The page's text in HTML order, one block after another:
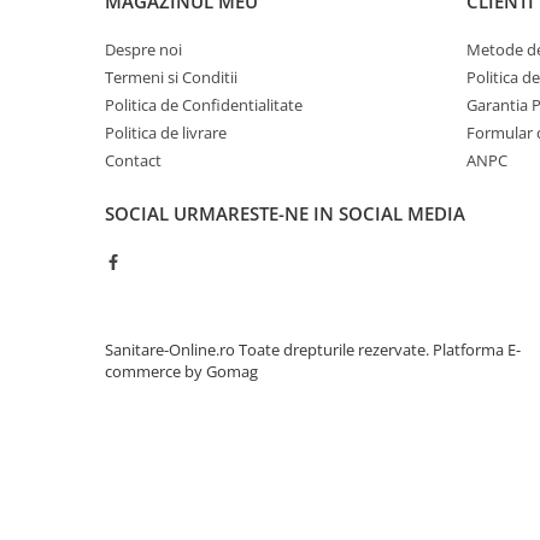
Despre noi
Termeni si Conditii
Politica de Confidentialitate
Politica de livrare
Contact
Metode
Politica
Garantia
Formular
ANPC
SOCIAL URMARESTE-NE IN SOCIAL MEDIA
Sanitare-Online.ro Toate drepturile rezervate. Platforma E-
commerce by Gomag